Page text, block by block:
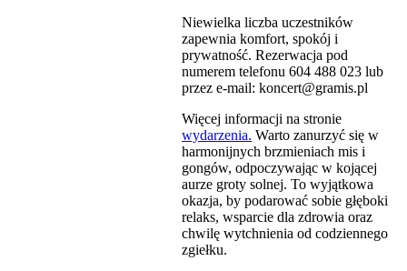
Niewielka liczba uczestników
zapewnia komfort, spokój i
prywatność. Rezerwacja pod
numerem telefonu 604 488 023 lub
przez e-mail: koncert@gramis.pl
Więcej informacji na stronie
wydarzenia. Warto zanurzyć się w
harmonijnych brzmieniach mis i
gongów, odpoczywając w kojącej
aurze groty solnej. To wyjątkowa
okazja, by podarować sobie głęboki
relaks, wsparcie dla zdrowia oraz
chwilę wytchnienia od codziennego
zgiełku.